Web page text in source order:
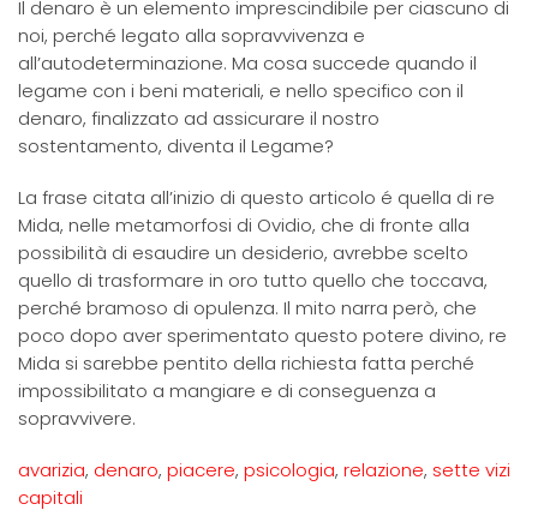
Il denaro è un elemento imprescindibile per ciascuno di
noi, perché legato alla sopravvivenza e
all’autodeterminazione. Ma cosa succede quando il
legame con i beni materiali, e nello specifico con il
denaro, finalizzato ad assicurare il nostro
sostentamento, diventa il Legame?
La frase citata all’inizio di questo articolo é quella di re
Mida, nelle metamorfosi di Ovidio, che di fronte alla
possibilità di esaudire un desiderio, avrebbe scelto
quello di trasformare in oro tutto quello che toccava,
perché bramoso di opulenza. Il mito narra però, che
poco dopo aver sperimentato questo potere divino, re
Mida si sarebbe pentito della richiesta fatta perché
impossibilitato a mangiare e di conseguenza a
sopravvivere.
avarizia, denaro, piacere, psicologia, relazione, sette vizi
capitali